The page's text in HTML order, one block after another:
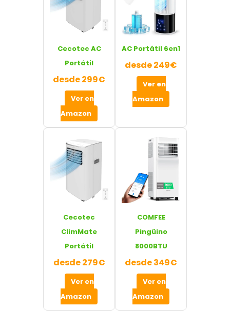
Cecotec AC
Portátil
desde 299€
Ver en
Amazon
AC Portátil 6en1
desde 249€
Ver en
Amazon
Cecotec
ClimMate
Portátil
desde 279€
Ver en
Amazon
COMFEE
Pingüino
8000BTU
desde 349€
Ver en
Amazon